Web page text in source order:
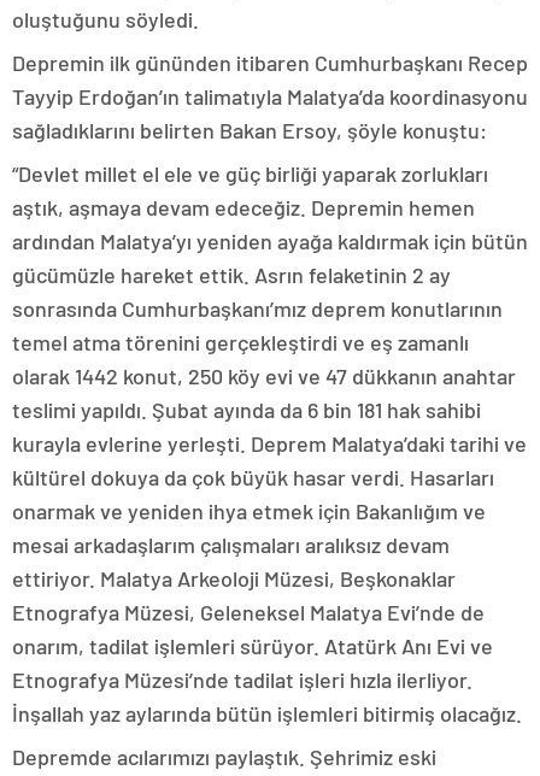
oluştuğunu söyledi.
Depremin ilk gününden itibaren Cumhurbaşkanı Recep
Tayyip Erdoğan’ın talimatıyla Malatya’da koordinasyonu
sağladıklarını belirten Bakan Ersoy, şöyle konuştu:
“Devlet millet el ele ve güç birliği yaparak zorlukları
aştık, aşmaya devam edeceğiz. Depremin hemen
ardından Malatya’yı yeniden ayağa kaldırmak için bütün
gücümüzle hareket ettik. Asrın felaketinin 2 ay
sonrasında Cumhurbaşkanı’mız deprem konutlarının
temel atma törenini gerçekleştirdi ve eş zamanlı
olarak 1442 konut, 250 köy evi ve 47 dükkanın anahtar
teslimi yapıldı. Şubat ayında da 6 bin 181 hak sahibi
kurayla evlerine yerleşti. Deprem Malatya’daki tarihi ve
kültürel dokuya da çok büyük hasar verdi. Hasarları
onarmak ve yeniden ihya etmek için Bakanlığım ve
mesai arkadaşlarım çalışmaları aralıksız devam
ettiriyor. Malatya Arkeoloji Müzesi, Beşkonaklar
Etnografya Müzesi, Geleneksel Malatya Evi’nde de
onarım, tadilat işlemleri sürüyor. Atatürk Anı Evi ve
Etnografya Müzesi’nde tadilat işleri hızla ilerliyor.
İnşallah yaz aylarında bütün işlemleri bitirmiş olacağız.
Depremde acılarımızı paylaştık. Şehrimiz eski